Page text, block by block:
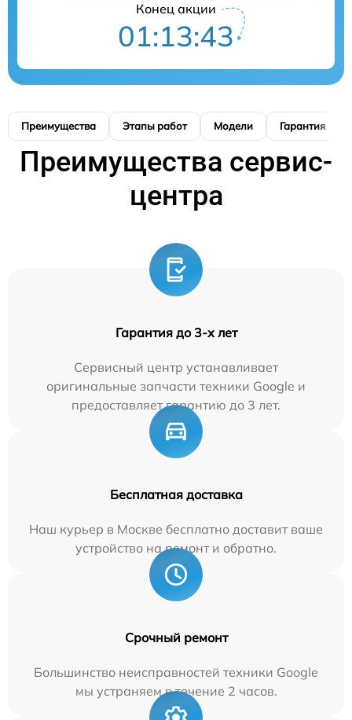
Конец акции
01:13:42
Преимущества Этапы работ Модели Гарантия
Преимущества сервис-
центра
Гарантия до 3-х лет
Сервисный центр устанавливает
оригинальные запчасти техники Google и
предоставляет гарантию до 3 лет.
Бесплатная доставка
Наш курьер в Москве бесплатно доставит ваше
устройство на ремонт и обратно.
Срочный ремонт
Большинство неисправностей техники Google
мы устраняем в течение 2 часов.